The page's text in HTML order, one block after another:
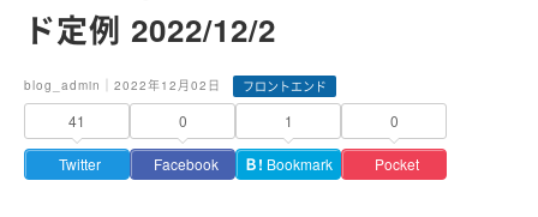
ド定例 2022/12/2
blog_admin｜2022年12月02日 フロントエンド
41
Twitter
0
Facebook
1
Ｂ! Bookmark
0
Pocket